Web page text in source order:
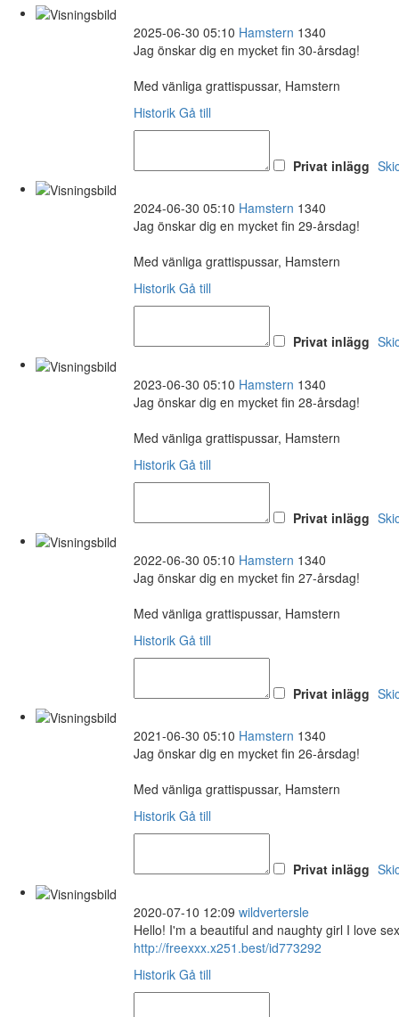
2025-06-30 05:10 Hamstern 1340
Jag önskar dig en mycket fin 30-årsdag!
Med vänliga grattispussar, Hamstern
Historik Gå till
Privat inlägg
2024-06-30 05:10 Hamstern 1340
Jag önskar dig en mycket fin 29-årsdag!
Med vänliga grattispussar, Hamstern
Historik Gå till
Privat inlägg
2023-06-30 05:10 Hamstern 1340
Jag önskar dig en mycket fin 28-årsdag!
Med vänliga grattispussar, Hamstern
Historik Gå till
Privat inlägg
2022-06-30 05:10 Hamstern 1340
Jag önskar dig en mycket fin 27-årsdag!
Med vänliga grattispussar, Hamstern
Historik Gå till
Privat inlägg
2021-06-30 05:10 Hamstern 1340
Jag önskar dig en mycket fin 26-årsdag!
Med vänliga grattispussar, Hamstern
Historik Gå till
Privat inlägg
2020-07-10 12:09 wildvertersle
Hello! I'm a beautiful and naughty girl I love
http://freexxx.x251.best/id773292
Historik Gå till